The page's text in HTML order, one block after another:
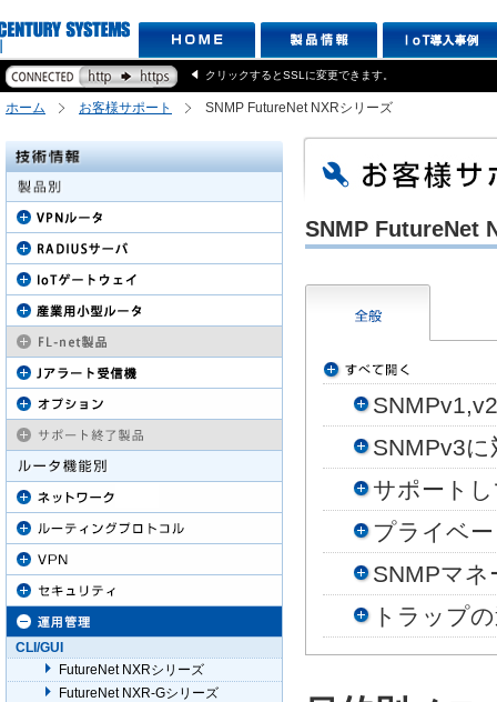
クリックするとSSLに変更できます。
ホーム お客様サポート SNMP FutureNet NXRシリーズ
SNMP FutureNet
SNMPv3
サポート
プライベ
SNMPマ
トラップ
CLI/GUI
FutureNet NXRシリーズ
FutureNet NXR-Gシリーズ